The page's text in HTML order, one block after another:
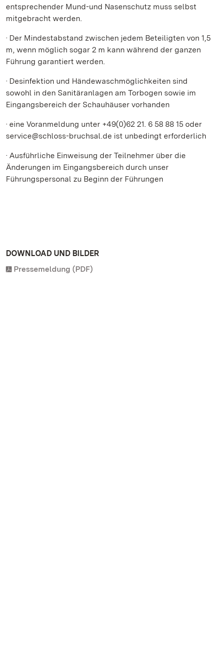
entsprechender Mund-und Nasenschutz muss selbst
mitgebracht werden.
· Der Mindestabstand zwischen jedem Beteiligten von 1,5
m, wenn möglich sogar 2 m kann während der ganzen
Führung garantiert werden.
· Desinfektion und Händewaschmöglichkeiten sind
sowohl in den Sanitäranlagen am Torbogen sowie im
Eingangsbereich der Schauhäuser vorhanden
· eine Voranmeldung unter +49(0)62 21. 6 58 88 15 oder
service@schloss-bruchsal.de ist unbedingt erforderlich
· Ausführliche Einweisung der Teilnehmer über die
Änderungen im Eingangsbereich durch unser
Führungspersonal zu Beginn der Führungen
DOWNLOAD UND BILDER
Pressemeldung (PDF)